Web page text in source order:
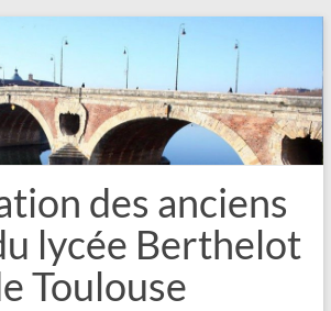
des anciens
lycée Berthelot
Toulouse